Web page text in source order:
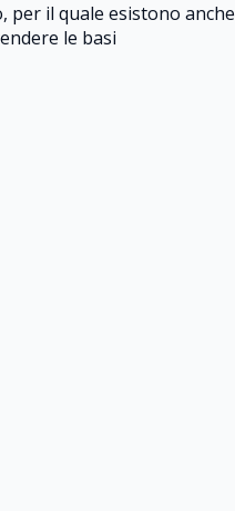
per il quale esistono anche
le basi